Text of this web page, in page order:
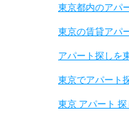
東京都内のアパ
東京の賃貸アパ
アパート探しを
東京でアパート
東京 アパート 探